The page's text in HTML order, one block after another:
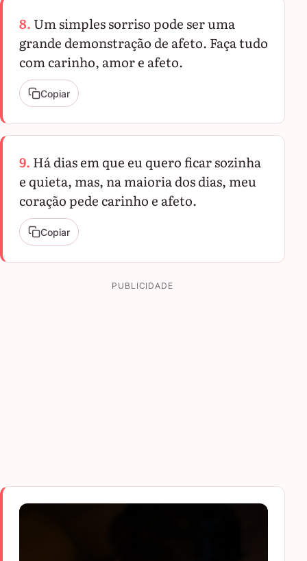
8. Um simples sorriso pode ser uma
grande demonstração de afeto. Faça tudo
com carinho, amor e afeto.
Copiar
9. Há dias em que eu quero ficar sozinha
e quieta, mas, na maioria dos dias, meu
coração pede carinho e afeto.
Copiar
PUBLICIDADE